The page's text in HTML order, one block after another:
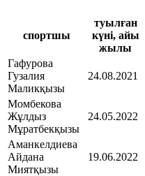
cпортшы
туылған
күні, айы
жылы
Гафурова
Гузалия
Маликқызы
24.08.2021
Момбекова
Жұлдыз
Мұратбекқызы
24.05.2022
Аманкелдиева
Айдана
Миятқызы
19.06.2022